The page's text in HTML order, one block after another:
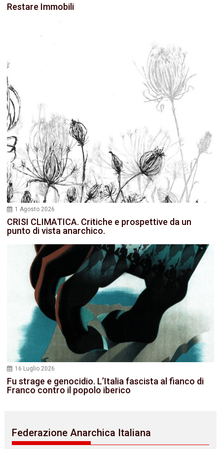
Restare Immobili
1 Agosto 2026
CRISI CLIMATICA. Critiche e prospettive da un
punto di vista anarchico.
16 Luglio 2026
Fu strage e genocidio. L’Italia fascista al fianco di
Franco contro il popolo iberico
Federazione Anarchica Italiana